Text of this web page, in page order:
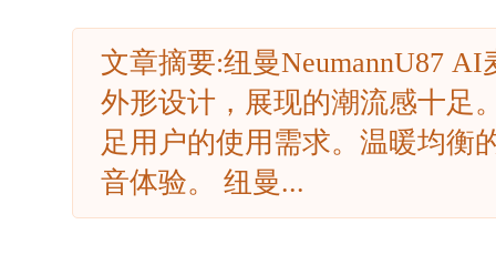
文章摘要:纽曼NeumannU87
外形设计，展现的潮流感十足
足用户的使用需求。温暖均衡
音体验。 纽曼...